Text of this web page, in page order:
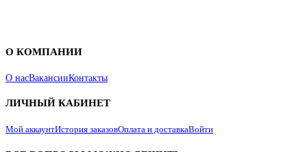
О КОМПАНИИ
О насВакансииКонтакты
ЛИЧНЫЙ КАБИНЕТ
Мой аккаунтИстория заказовОплата и доставкаВойти